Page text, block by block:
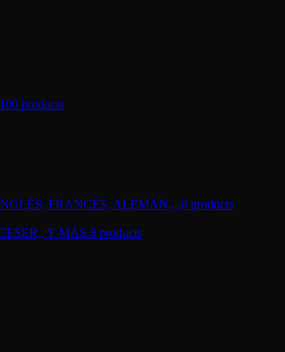
100 products
FRANCÉS, ALEMÁN,,,,0 products
Y MÁS.8 products